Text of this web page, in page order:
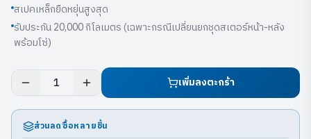
สเปคเหล็กยืดหยุ่นสูงสุด
รับประกัน 20,000 กิโลเมตร (เฉพาะกรณีเปลี่ยนยกชุดสเตอร์หน้า-หลัง
พร้อมโซ่)
1 เพิ่มลงตะกร้า
ส่วนลดซื้อหลายชิ้น